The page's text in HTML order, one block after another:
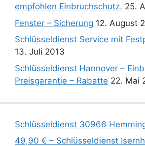
empfohlen Einbruchschutz. 25.
Fenster – Sicherung 12. August
Schlüsseldienst Service mit
13. Juli 2013
Schlüsseldienst Hannover –
Preisgarantie – Rabatte 22. Mai
Schlüsseldienst 30966
49,90 € – Schlüsseldienst